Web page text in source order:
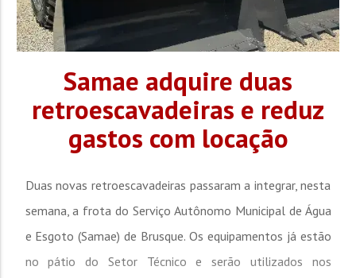
Samae adquire duas
retroescavadeiras e reduz
gastos com locação
Duas novas retroescavadeiras passaram a integrar, nesta
semana, a frota do Serviço Autônomo Municipal de Água
e Esgoto (Samae) de Brusque. Os equipamentos já estão
no pátio do Setor Técnico e serão utilizados nos